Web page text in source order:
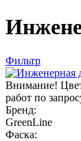
Фильтр
Внимание!
работ по
Бренд:
GreenLine
Фаска: